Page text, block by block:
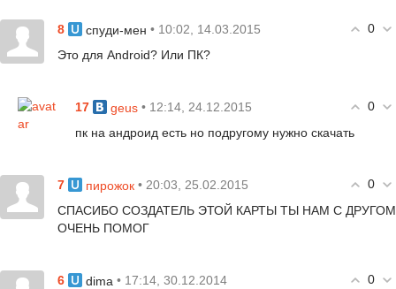
0
8 спуди-мен • 10:02, 14.03.2015
Это для Android? Или ПК?
0
17 geus • 12:14, 24.12.2015
пк на андроид есть но подругому нужно скачать
0
7 пирожок • 20:03, 25.02.2015
СПАСИБО СОЗДАТЕЛЬ ЭТОЙ КАРТЫ ТЫ НАМ С ДРУГОМ
ОЧЕНЬ ПОМОГ
0
6 dima • 17:14, 30.12.2014